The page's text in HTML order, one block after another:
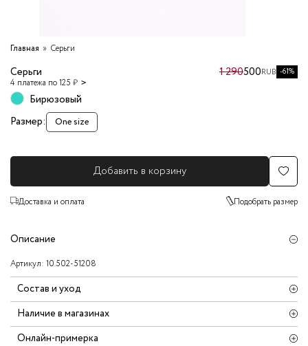
Главная Серьги
Серьги
4 платежа по 125 ₽
1 290500RUB -61%
Бирюзовый
Размер:
One size
Добавить в корзину
Доставка и оплата Подобрать размер
Описание
Артикул: 10.502-51208
Состав и уход
Наличие в магазинах
Онлайн-примерка